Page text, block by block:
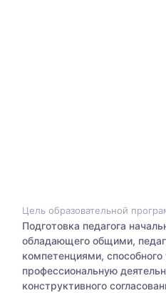
Цель образовательной
Подготовка педагога
обладающего общими,
компетенциями,
профессиональную
конструктивного